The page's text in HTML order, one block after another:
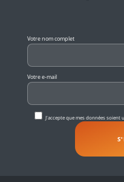
Votre nom complet
Votre e-mail
J'accepte que mes données soient